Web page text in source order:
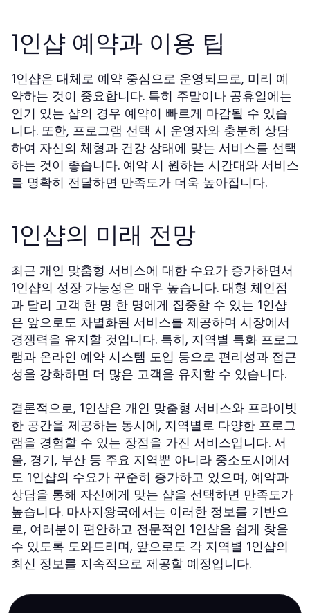
1인샵 예약과 이용 팁
1인샵은 대체로 예약 중심으로 운영되므로, 미리 예
약하는 것이 중요합니다. 특히 주말이나 공휴일에는
인기 있는 샵의 경우 예약이 빠르게 마감될 수 있습
니다. 또한, 프로그램 선택 시 운영자와 충분히 상담
하여 자신의 체형과 건강 상태에 맞는 서비스를 선택
하는 것이 좋습니다. 예약 시 원하는 시간대와 서비스
를 명확히 전달하면 만족도가 더욱 높아집니다.
1인샵의 미래 전망
최근 개인 맞춤형 서비스에 대한 수요가 증가하면서
1인샵의 성장 가능성은 매우 높습니다. 대형 체인점
과 달리 고객 한 명 한 명에게 집중할 수 있는 1인샵
은 앞으로도 차별화된 서비스를 제공하며 시장에서
경쟁력을 유지할 것입니다. 특히, 지역별 특화 프로그
램과 온라인 예약 시스템 도입 등으로 편리성과 접근
성을 강화하면 더 많은 고객을 유치할 수 있습니다.
결론적으로, 1인샵은 개인 맞춤형 서비스와 프라이빗
한 공간을 제공하는 동시에, 지역별로 다양한 프로그
램을 경험할 수 있는 장점을 가진 서비스입니다. 서
울, 경기, 부산 등 주요 지역뿐 아니라 중소도시에서
도 1인샵의 수요가 꾸준히 증가하고 있으며, 예약과
상담을 통해 자신에게 맞는 샵을 선택하면 만족도가
높습니다. 마사지왕국에서는 이러한 정보를 기반으
로, 여러분이 편안하고 전문적인 1인샵을 쉽게 찾을
수 있도록 도와드리며, 앞으로도 각 지역별 1인샵의
최신 정보를 지속적으로 제공할 예정입니다.